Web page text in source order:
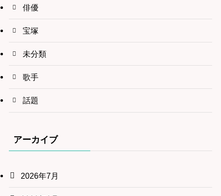
俳優
宝塚
未分類
歌手
話題
アーカイブ
2026年7月